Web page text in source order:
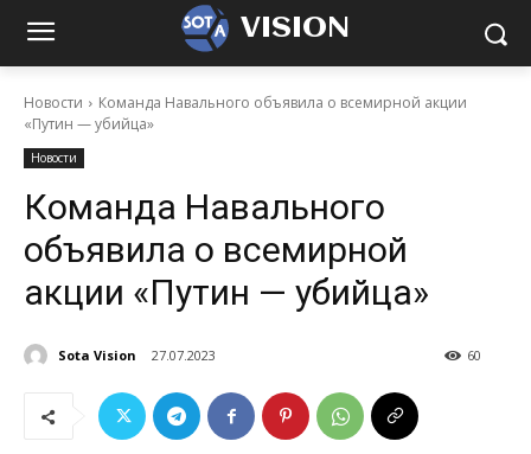
VISION
Новости
Команда Навального объявила о всемирной акции
«Путин — убийца»
Новости
Команда Навального
объявила о всемирной
акции «Путин — убийца»
Sota Vision 27.07.2023 60